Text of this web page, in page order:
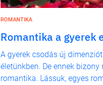
ROMANTIKA
Romantika a gyerek
A gyerek csodás új
életünkben. De ennek bizony
romantika. Lássuk, egyes